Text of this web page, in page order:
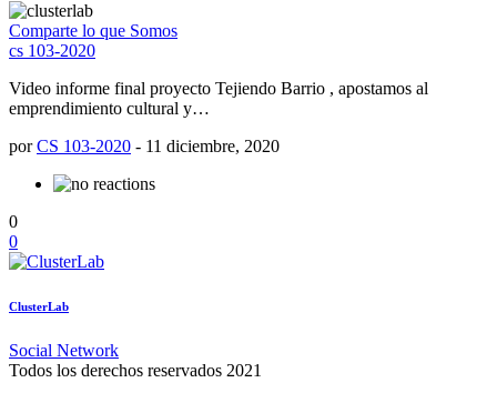
Comparte lo que Somos
cs 103-2020
Video informe final proyecto Tejiendo Barrio , apostamos al
emprendimiento cultural y…
porCS 103-2020 - 11 diciembre, 2020
0
0
ClusterLab
Social Network
Todos los derechos reservados 2021